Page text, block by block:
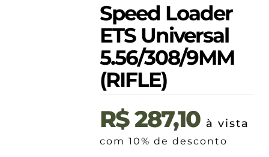
Speed Loader
ETS Universal
5.56/308/9MM
(RIFLE)
R$287,10 à vista
com 10% de desconto